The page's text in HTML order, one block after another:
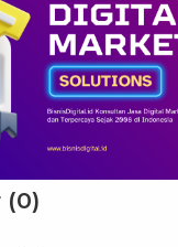
satu kota
(0)